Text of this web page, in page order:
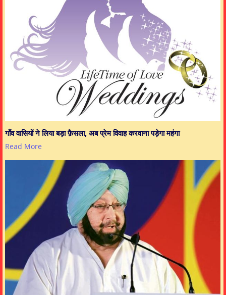
गाँव वासियों ने लिया बड़ा फ़ैसला, अब प्रेम विवाह करवाना पड़ेगा महंगा
Read More